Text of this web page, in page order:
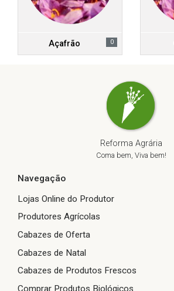
Açafrão 0
Reforma Agrária
Coma bem, Viva bem!
Navegação
Lojas Online do Produtor
Produtores Agrícolas
Cabazes de Oferta
Cabazes de Natal
Cabazes de Produtos Frescos
Comprar Produtos Biológicos